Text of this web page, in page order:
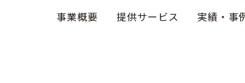
事業概要 提供サービス 実績・事